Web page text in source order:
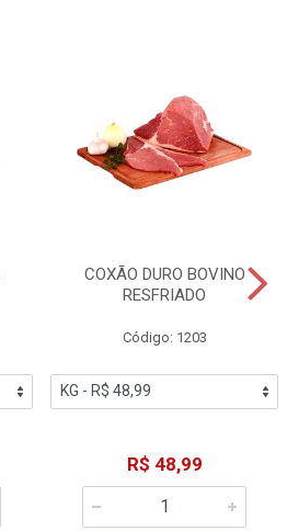
COXÃO DURO BOVINO
RESFRIADO
Código: 1203
R$ 48,99